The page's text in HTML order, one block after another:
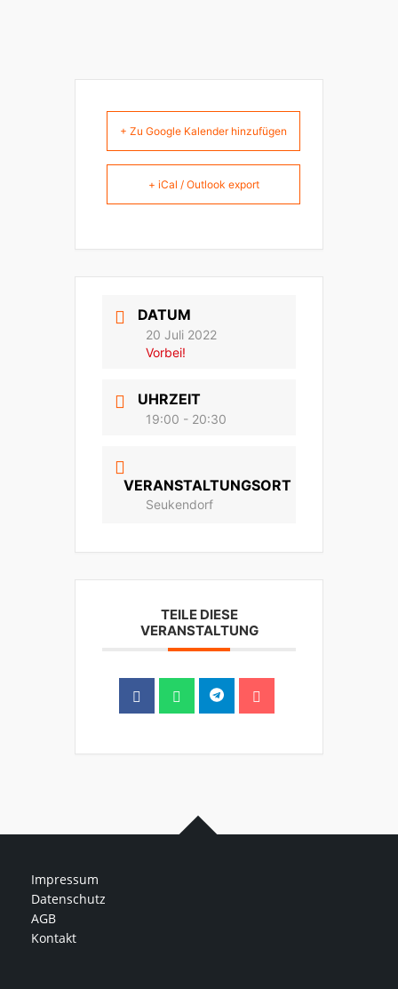
+ Zu Google Kalender hinzufügen
+ iCal / Outlook export
DATUM
20 Juli 2022
Vorbei!
UHRZEIT
19:00 - 20:30
VERANSTALTUNGSORT
Seukendorf
TEILE DIESE
VERANSTALTUNG
Impressum
Datenschutz
AGB
Kontakt